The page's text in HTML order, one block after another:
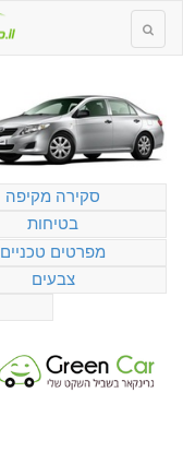
סקירה מקיפה
בטיחות
מפרטים טכניים
צבעים